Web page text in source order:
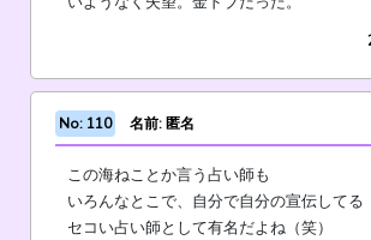
No: 110 名前: 匿名
この海ねことか言う占い師も
いろんなとこで、自分で自分の宣伝してる
セコい占い師として有名だよね（笑）